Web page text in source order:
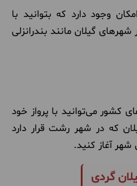
وجود دارد که بتوانید با
گیلان مانند بندرانزلی
کشور می‌توانید با پرواز خود
که در شهر رشت قرار دارد
شهر آغاز کنید.
گردی